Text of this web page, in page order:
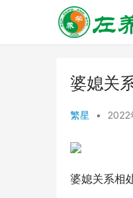
婆媳关
繁星 • 2022
婆媳关系相